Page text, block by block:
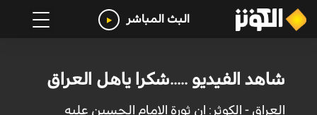
البث المباشر
شاهد الفيديو .....شكرا ياهل العراق
العراق - الكوثر: ان ثورة الامام الحسين عليه